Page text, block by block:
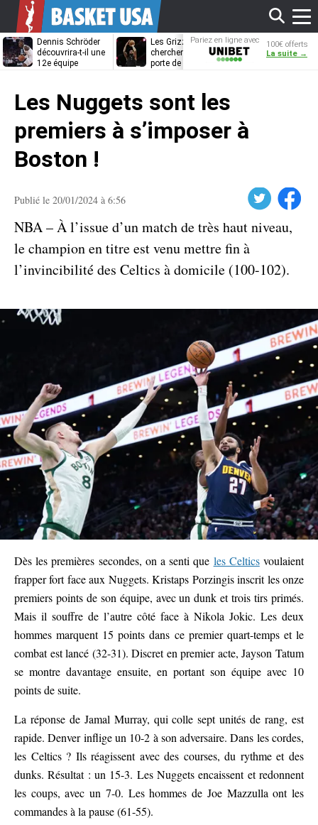
Dennis Schröder
découvrira-t-il une
12e équipe
Les Grizzlies
cherchent déjà une
porte de sortie
Dwane Casey
bientôt coach
Pariez en ligne avec
Unibet
100€ offerts
La suite →
Les Nuggets sont les
premiers à s’imposer à
Boston !
Publié le 20/01/2024 à 6:56 Facebook
NBA – À l’issue d’un match de très haut niveau,
le champion en titre est venu mettre fin à
l’invincibilité des Celtics à domicile (100-102).
Dès les premières secondes, on a senti que les Celticsvoulaient
frapper fort face aux Nuggets. Kristaps Porzingis inscrit les onze
premiers points de son équipe, avec un dunk et trois tirs primés.
Mais il souffre de l’autre côté face à Nikola Jokic. Les deux
hommes marquent 15 points dans ce premier quart-temps et le
combat est lancé (32-31). Discret en premier acte, Jayson Tatum
se montre davantage ensuite, en portant son équipe avec 10
points de suite.
La réponse de Jamal Murray, qui colle sept unités de rang, est
rapide. Denver inflige un 10-2 à son adversaire. Dans les cordes,
les Celtics ? Ils réagissent avec des courses, du rythme et des
dunks. Résultat : un 15-3. Les Nuggets encaissent et redonnent
les coups, avec un 7-0. Les hommes de Joe Mazzulla ont les
commandes à la pause (61-55).